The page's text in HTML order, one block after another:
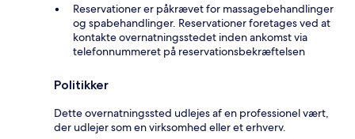
Reservationer er påkrævet for massagebehandlinger
og spabehandlinger. Reservationer foretages ved at
kontakte overnatningsstedet inden ankomst via
telefonnummeret på reservationsbekræftelsen
Politikker
Dette overnatningssted udlejes af en professionel vært,
der udlejer som en virksomhed eller et erhverv.